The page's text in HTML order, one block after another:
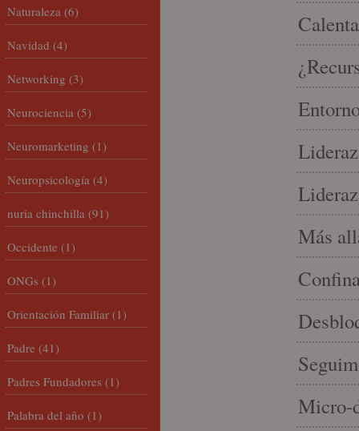
Más
Micro-
Naturaleza (6)
Navidad (4)
Networking (3)
Neurociencia (5)
Neuromarketing (1)
Neuropsicología (4)
nuria chinchilla (91)
Occidente (1)
ONGs (1)
Orientación Familiar (1)
Padre (41)
Padres Fundadores (1)
Palabra del año (1)